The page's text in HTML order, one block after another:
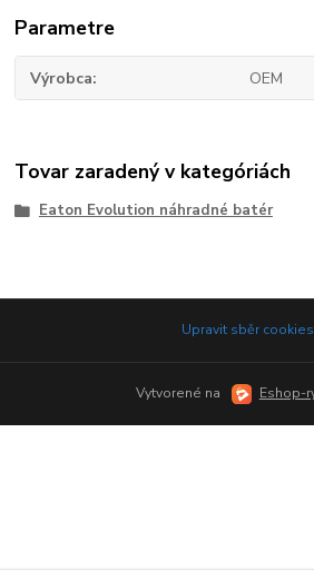
Parametre
Výrobca OEM
Tovar zaradený v kategóriách
Eaton Evolution náhradné batér
Upravit sběr
Vytvorené na Eshop-